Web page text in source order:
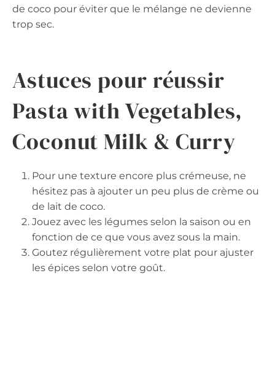
de coco pour éviter que le mélange ne devienne
trop sec.
Astuces pour réussir
Pasta with Vegetables,
Coconut Milk & Curry
Pour une texture encore plus crémeuse, ne
hésitez pas à ajouter un peu plus de crème ou
de lait de coco.
Jouez avec les légumes selon la saison ou en
fonction de ce que vous avez sous la main.
Goutez régulièrement votre plat pour ajuster
les épices selon votre goût.